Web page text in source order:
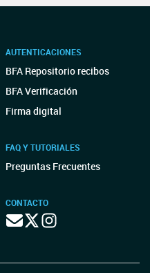
AUTENTICACIONES
BFA Repositorio recibos
BFA Verificación
Firma digital
FAQ Y TUTORIALES
Preguntas Frecuentes
CONTACTO